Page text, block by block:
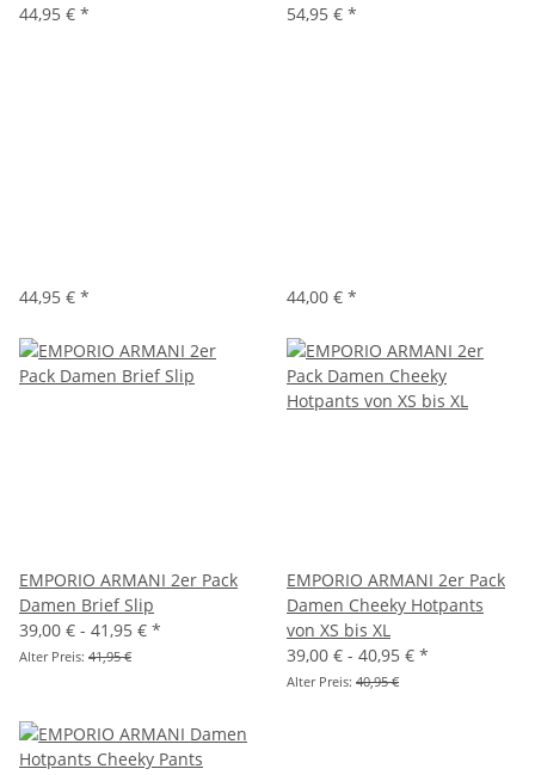
44,95 € * 54,95 € *
44,95 € * 44,00 € *
EMPORIO ARMANI 2er Pack
Damen Brief Slip
39,00 € - 41,95 € *
Alter Preis: 41,95 €
EMPORIO ARMANI 2er Pack
Damen Cheeky Hotpants
von XS bis XL
39,00 € - 40,95 € *
Alter Preis: 40,95 €